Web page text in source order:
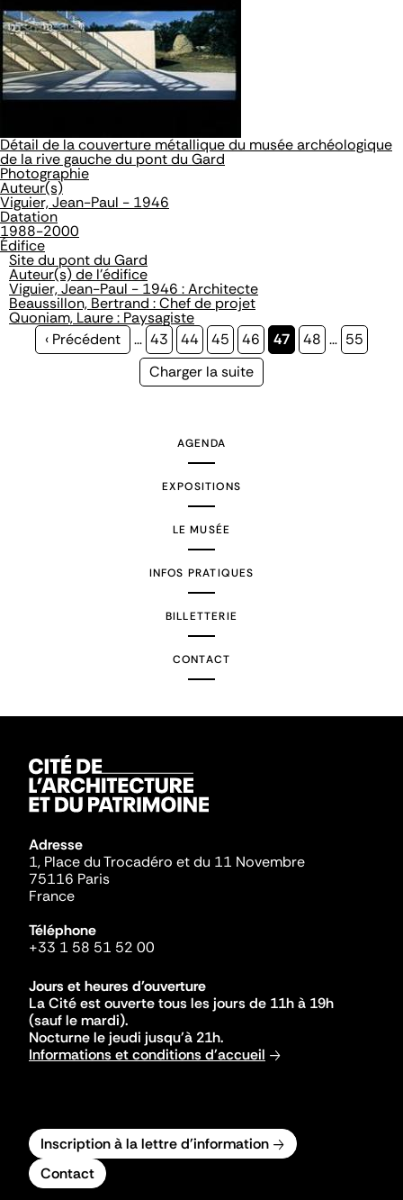
Détail de la couverture métallique du musée archéologique
de la rive gauche du pont du Gard
Photographie
Auteur(s)
Viguier, Jean-Paul - 1946
Datation
1988-2000
Édifice
Site du pont du Gard
Auteur(s) de l'édifice
Viguier, Jean-Paul - 1946 : Architecte
Beaussillon, Bertrand : Chef de projet
Quoniam, Laure : Paysagiste
Page
‹ Précédent … Page
43 Page
44 Page
45 Page
46
Page
47 Page
48 … Page
55
Page
Charger la suite
AGENDA
EXPOSITIONS
LE MUSÉE
INFOS PRATIQUES
BILLETTERIE
CONTACT
Adresse
1, Place du Trocadéro et du 11 Novembre
75116 Paris
France
Téléphone
+33 1 58 51 52 00
Jours et heures d'ouverture
La Cité est ouverte tous les jours de 11h à 19h
(sauf le mardi).
Nocturne le jeudi jusqu'à 21h.
Informations et conditions d'accueil
Inscription à la lettre d'information
Contact